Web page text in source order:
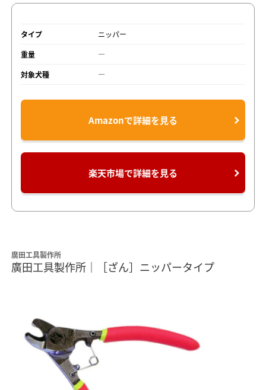
タイプ
ニッパー
重量
―
対象犬種
―
Amazonで詳細を見る
楽天市場で詳細を見る
廣田工具製作所
廣田工具製作所｜［ざん］ニッパータイプ